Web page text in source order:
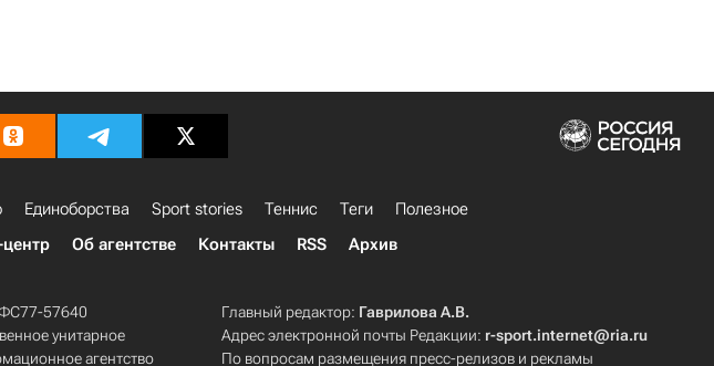
Единоборства Sport stories Теннис Теги
Полезное
Об агентстве Контакты RSS Архив
57640
унитарное
агентство
Главный редактор: Гаврилова А.В.
Адрес электронной почты Редакции: r-sport.internet@ria.ru
По вопросам размещения пресс-релизов и рекламы